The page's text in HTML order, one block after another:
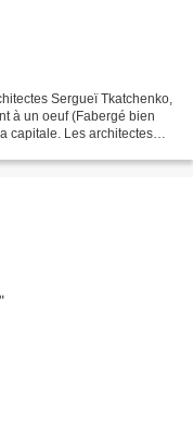
Sergueï Tkatchenko,
à un oeuf (Fabergé bien
capitale. Les architectes